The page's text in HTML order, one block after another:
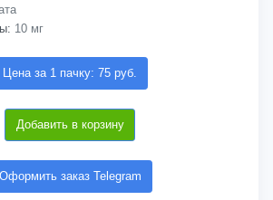
10 мг
Цена за 1 пачку: 75 руб.
Добавить в корзину
Оформить заказ Telegram